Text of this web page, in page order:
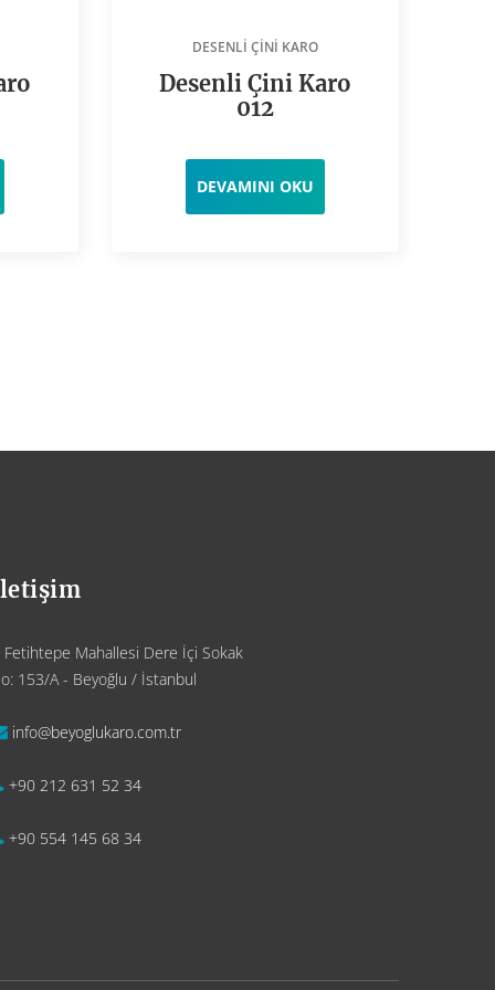
DESENLI ÇINI KARO
Desenli Çini Karo
012
DEVAMINI OKU
Fetihtepe Mahallesi Dere İçi Sokak
153/A - Beyoğlu / İstanbul
info@beyoglukaro.com.tr
+90 212 631 52 34
+90 554 145 68 34